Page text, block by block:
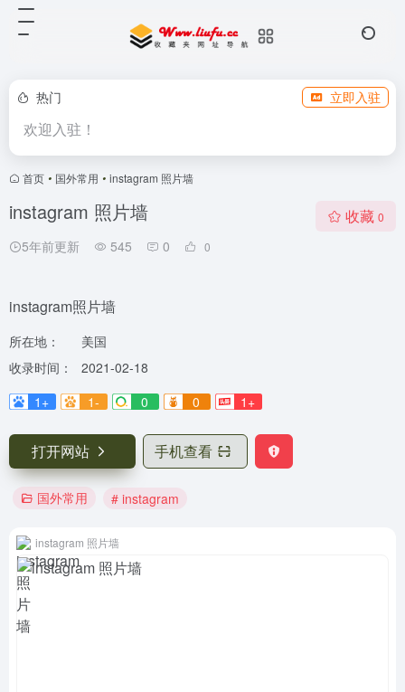
热门 立即入驻
欢迎入驻！
首页 • 国外常用 • instagram 照片墙
instagram 照片墙
5年前更新 545 0 0
收藏 0
instagram照片墙
所在地：
美国
收录时间：
2021-02-18
1+
1- 0 0 1+
打开网站 手机查看
国外常用 # instagram
instagram 照片墙